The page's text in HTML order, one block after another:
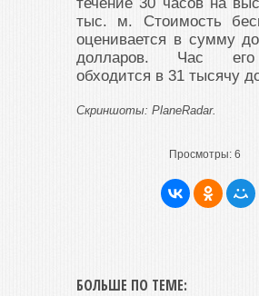
тыс. м. Стоимость
оценивается в сумму
долларов. Час
обходится в 31 тысячу
Скриншоты: PlaneRadar.
Просмотры: 6
БОЛЬШЕ ПО ТЕМЕ: